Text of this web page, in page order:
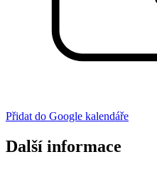
Přidat do Google kalendáře
Další informace